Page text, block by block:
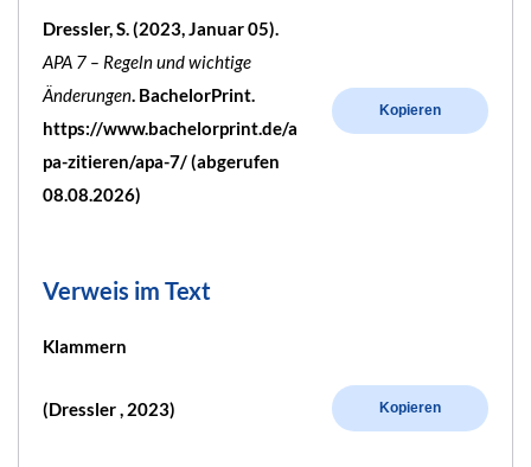
Dressler, S. (2023, Januar 05).
APA 7 – Regeln und wichtige
Änderungen. BachelorPrint.
https://www.bachelorprint.de/a
pa-zitieren/apa-7/ (abgerufen
08.08.2026)
Kopieren
Verweis im Text
Klammern
(Dressler , 2023) Kopieren